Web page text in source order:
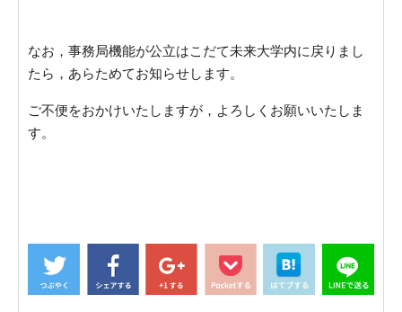
なお，事務局機能が公立はこだて未来大学内に戻りまし
たら，あらためてお知らせします。
ご不便をおかけいたしますが，よろしくお願いいたしま
す。